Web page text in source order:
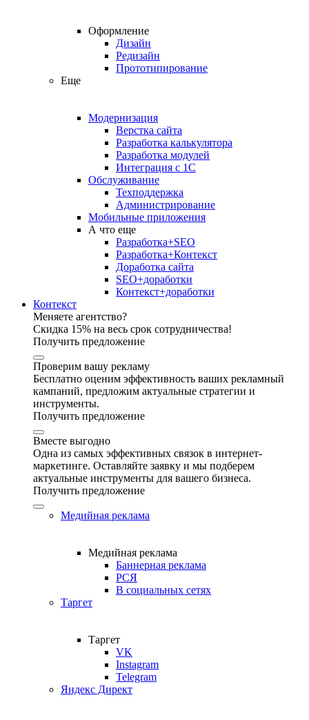
Оформление
Дизайн
Редизайн
Прототипирование
Еще
Модернизация
Верстка сайта
Разработка калькулятора
Разработка модулей
Интеграция с 1С
Обслуживание
Техподдержка
Администрирование
Мобильные приложения
А что еще
Разработка+SEO
Разработка+Контекст
Доработка сайта
SEO+доработки
Контекст+доработки
Контекст
Меняете агентство?
Скидка 15% на весь срок сотрудничества!
Получить предложение
Проверим вашу рекламу
Бесплатно оценим эффективность ваших рекламный
кампаний, предложим актуальные стратегии и
инструменты.
Получить предложение
Вместе выгодно
Одна из самых эффективных связок в интернет-
маркетинге. Оставляйте заявку и мы подберем
актуальные инструменты для вашего бизнеса.
Получить предложение
Медийная реклама
Медийная реклама
Баннерная реклама
РСЯ
В социальных сетях
Таргет
Таргет
VK
Instagram
Telegram
Яндекс Директ